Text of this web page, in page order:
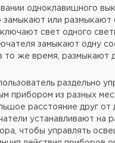
одноклавишного
замыкают или размыкают
свет одного
замыкают одну
то же время, размыкают
раздельно
прибором из разных
расстояние друг от
устанавливают на
чтобы управлять